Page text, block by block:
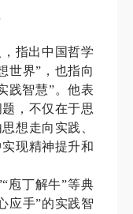
指出中国哲学
世界”，也指向
践智慧”。他表
，不仅在于思
想走向实践、
现精神提升和
庖丁解牛”等典
应手”的实践智